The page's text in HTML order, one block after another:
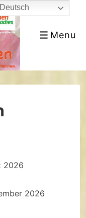
Menu
Menu
2026
2026